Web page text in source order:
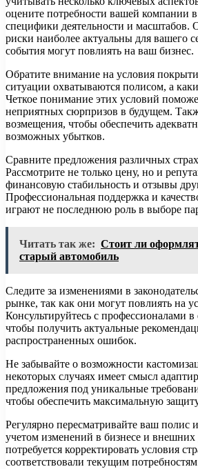
оцените потребности вашей компании
специфики деятельности и масштабов.
риски наиболее актуальны для вашего
события могут повлиять на ваш бизнес.
Обратите внимание на условия
ситуации охватываются полисом, а
Четкое понимание этих условий
неприятных сюрпризов в будущем.
возмещения, чтобы обеспечить
возможных убытков.
Сравните предложения различных
Рассмотрите не только цену, но и
финансовую стабильность и отзывы
Профессиональная поддержка и
играют не последнюю роль в выборе
Читать так же: Стоит ли
старый автомобиль
Следите за изменениями в
рынке, так как они могут повлиять на
Консультируйтесь с профессионалами в
чтобы получить актуальные
распространенных ошибок.
Не забывайте о возможности
некоторых случаях имеет смысл
предложения под уникальные
чтобы обеспечить максимальную
Регулярно пересматривайте ваш полис
учетом изменений в бизнесе и
потребуется корректировать условия
соответствовали текущим